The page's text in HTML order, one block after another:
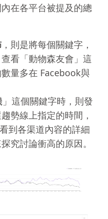
在各平台被提及的總
，則是將每個關鍵字，
看「動物森友會」這
量多在 Facebook與
這個關鍵字時，則發
勢線上指定的時間，
到各渠道內容的詳細
究討論衝高的原因。